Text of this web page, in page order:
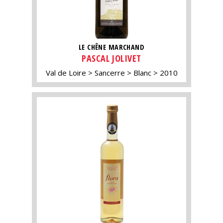
LE CHÊNE MARCHAND
PASCAL JOLIVET
Val de Loire Sancerre Blanc 2010